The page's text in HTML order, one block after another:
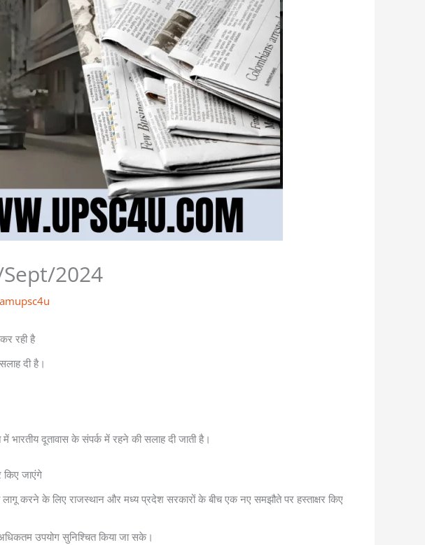
Sept/2024
रही है
दी है।
दूतावास के संपर्क में रहने की सलाह दी जाती है।
किए जाएंगे
करने के लिए राजस्थान और मध्य प्रदेश सरकारों के बीच एक नए समझौते पर हस्ताक्षर किए
उपयोग सुनिश्चित किया जा सके।